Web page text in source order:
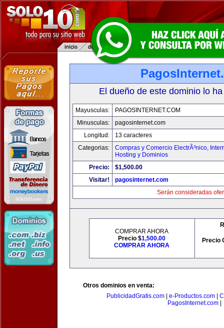
El dueño de este dominio lo
Mayusculas:
PAGOSINTERNET.COM
Minusculas:
pagosinternet.com
Longitud:
13 caracteres
Categorias:
Compras y Comercio ElectrÃ³nico,
Hosting y Dominios
Precio:
$1,500.00
Visitar!
pagosinternet.com
Serán consideradas
COMPRAR AHORA
Precio $1,500.00
COMPRAR AHORA
Precio
Otros dominios en venta:
PublicidadGratis.com
e-Productos.com
PagosInternet.com